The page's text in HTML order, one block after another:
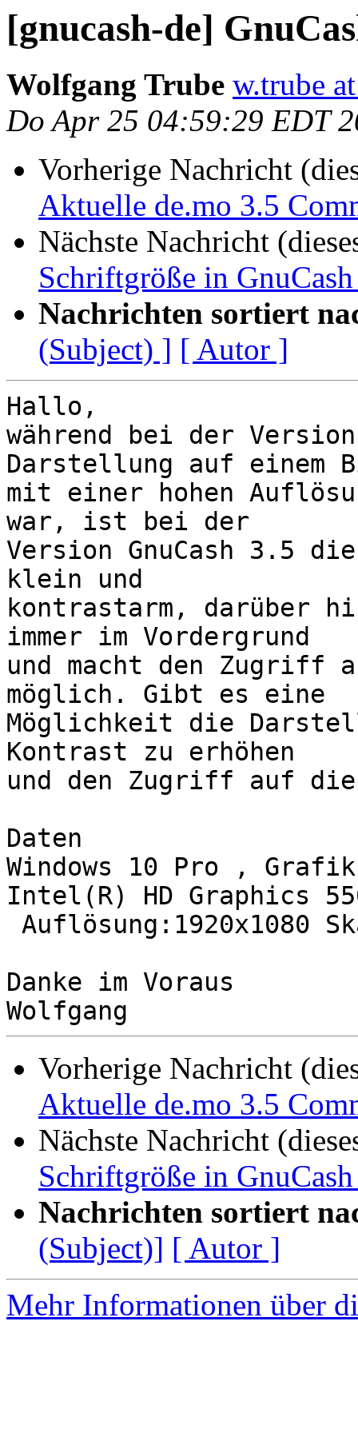
[gnucash-de]
Wolfgang Trube w.trube
Do Apr 25 04:59:29 EDT
Vorherige Nachricht
Aktuelle de.mo 3.5
Nächste Nachricht
Schriftgröße in
Nachrichten sortiert
(Subject) ] [ Autor ]
Hallo,
während bei der
Darstellung auf einem
mit einer hohen
war, ist bei der
Version GnuCash 3.5
klein und
kontrastarm, darüber
immer im Vordergrund
und macht den Zugriff
möglich. Gibt es eine
Möglichkeit die
Kontrast zu erhöhen
und den Zugriff auf
Daten
Windows 10 Pro ,
Intel(R) HD Graphics
Auflösung:1920x1080
Danke im Voraus
Vorherige Nachricht
Aktuelle de.mo 3.5
Nächste Nachricht
Schriftgröße in
Nachrichten sortiert
(Subject)] [ Autor ]
Mehr Informationen über